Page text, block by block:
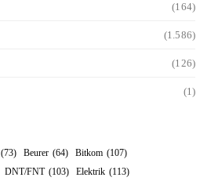
(164)
(1.586)
(126)
(1)
(73) Beurer (64) Bitkom (107)
DNT/FNT (103) Elektrik (113)